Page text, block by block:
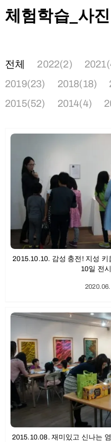
체험학습_사진
전체 2022(2)
2019(23)
2018(18)
2015(52)
2014(4)
2015.10.10. 감성 충전! 지성
10일 전
2015.10.08. 재미있고 신나는